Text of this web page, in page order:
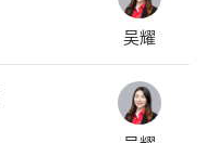
吴耀